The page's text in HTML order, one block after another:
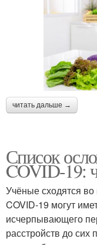
читать дальше →
Список
COVID-19:
Учёные сходятся
COVID-19 могут
исчерпывающего
расстройств до сих